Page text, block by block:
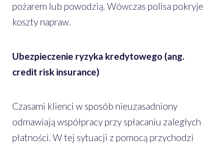
pożarem lub powodzią. Wówczas polisa pokryje
koszty napraw.
Ubezpieczenie ryzyka kredytowego (ang.
credit risk insurance)
Czasami klienci w sposób nieuzasadniony
odmawiają współpracy przy spłacaniu zaległych
płatności. W tej sytuacji z pomocą przychodzi